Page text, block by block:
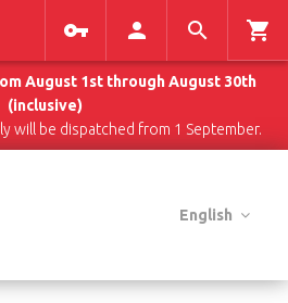
August 1st through August 30th
(inclusive)
will be dispatched from 1 September.
English